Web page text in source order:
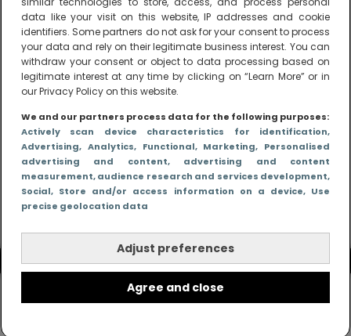
data like your visit on this website, IP addresses and cookie
identifiers. Some partners do not ask for your consent to process
your data and rely on their legitimate business interest. You can
withdraw your consent or object to data processing based on
legitimate interest at any time by clicking on “Learn More” or in
our Privacy Policy on this website.
We and our partners process data for the following purposes:
Actively scan device characteristics for identification,
Advertising, Analytics, Functional, Marketing, Personalised
advertising and content, advertising and content
measurement, audience research and services development,
Social, Store and/or access information on a device, Use
precise geolocation data
Adjust preferences
Agree and close
peuters en boze kleuters achter het behang.